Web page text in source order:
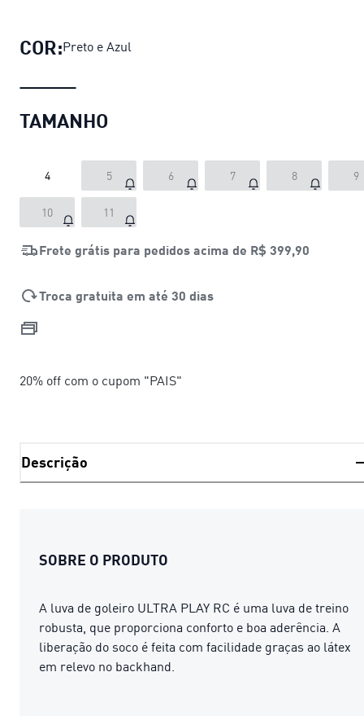
COR:Preto e Azul
TAMANHO
4 5 6 7 8 9
10 11
Frete grátis para pedidos acima de R$ 399,90
Troca gratuita em até 30 dias
20% off com o cupom "PAIS"
Descrição
SOBRE O PRODUTO
A luva de goleiro ULTRA PLAY RC é uma luva de treino
robusta, que proporciona conforto e boa aderência. A
liberação do soco é feita com facilidade graças ao látex
em relevo no backhand.